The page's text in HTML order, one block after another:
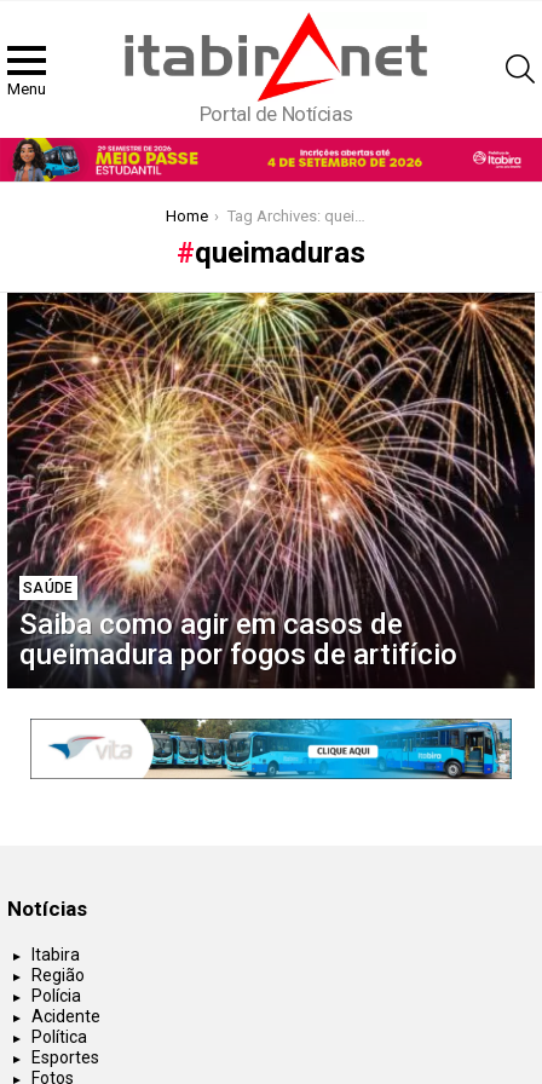
Menu
Portal de Notícias
Home Tag Archives: queimaduras
queimaduras
Latest
stories
SAÚDE
Saiba como agir em casos de
queimadura por fogos de artifício
Notícias
Itabira
Região
Polícia
Acidente
Política
Esportes
Fotos